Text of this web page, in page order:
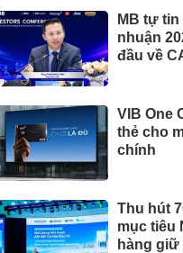
MB tự
nhuận
đầu về
+/-2%
VIB One
thẻ cho
chính
Thu hút
mục tiêu
hàng giữ